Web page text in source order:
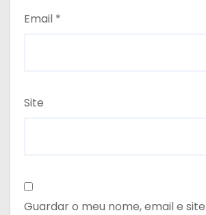
Email *
Site
Guardar o meu nome, email e